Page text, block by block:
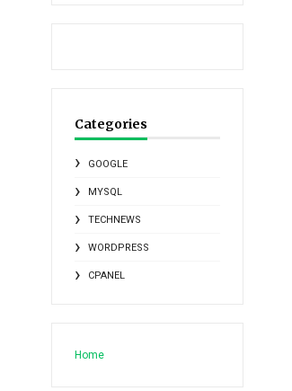
Categories
GOOGLE
MYSQL
TECHNEWS
WORDPRESS
CPANEL
Home